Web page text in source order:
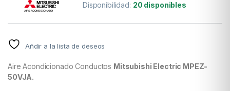
Disponibilidad: 20 disponibles
Añdir a la lista de deseos
Aire Acondicionado Conductos Mitsubishi Electric MPEZ-
50VJA.